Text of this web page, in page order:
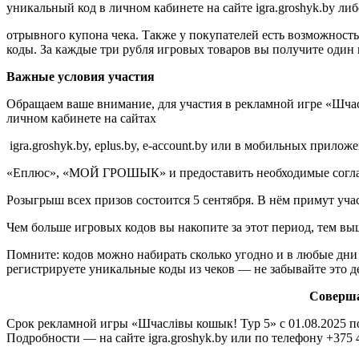
уникальный код в личном кабинете на сайте igra.groshyk.by
отрывного купона чека. Также у покупателей есть
коды. За каждые три рубля игровых товаров вы получите
Важные условия участия
Обращаем ваше внимание, для участия в рекламной игре
личном кабинете на сайтах
igra.groshyk.by, eplus.by, e-account.by или в мобильных
«Еплюс», «МОЙ ГРОШЫК» и предоставить необходимые
Розыгрыш всех призов состоится 5 сентября. В нём примут
Чем больше игровых кодов вы накопите за этот период, тем
Помните: кодов можно набирать сколько угодно и в любые
регистрируете уникальные коды из чеков — не забывайте это
Срок рекламной игры «Шчаслiвы кошык! Тур 5» с 01.08.2025
Подробности — на сайте igra.groshyk.by или по телефону +375